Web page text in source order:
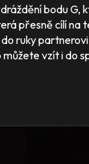
bodu
přesně cílí na
ruky
vzít i do